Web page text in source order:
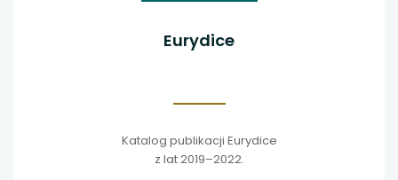
Eurydice
Katalog publikacji Eurydice
z lat 2019–2022.